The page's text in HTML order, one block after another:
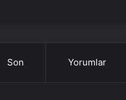
Son Yorumlar